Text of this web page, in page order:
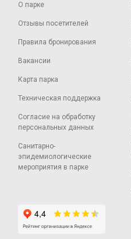
О парке
Отзывы посетителей
Правила бронирования
Вакансии
Карта парка
Техническая поддержка
Согласие на обработку
персональных данных
Санитарно-
эпидемиологические
мероприятия в парке